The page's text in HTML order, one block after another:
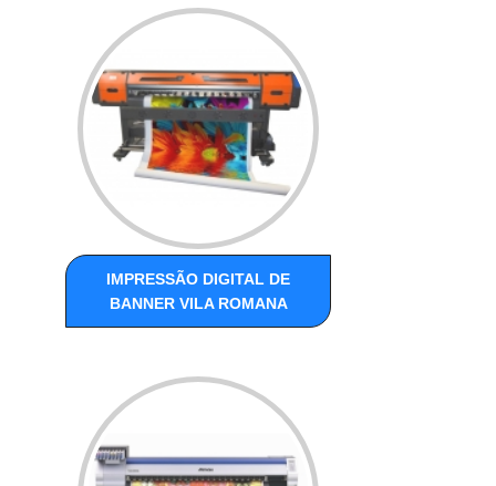
IMPRESSÃO DIGITAL DE
BANNER VILA ROMANA